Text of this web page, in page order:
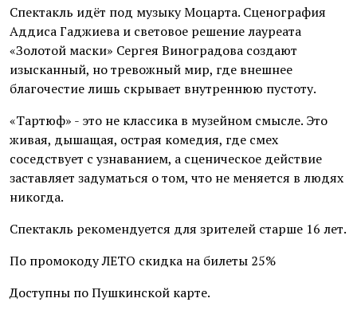
Спектакль идёт под музыку Моцарта. Сценография
Аддиса Гаджиева и световое решение лауреата
«Золотой маски» Сергея Виноградова создают
изысканный, но тревожный мир, где внешнее
благочестие лишь скрывает внутреннюю пустоту.
«Тартюф» - это не классика в музейном смысле. Это
живая, дышащая, острая комедия, где смех
соседствует с узнаванием, а сценическое действие
заставляет задуматься о том, что не меняется в людях
никогда.
Спектакль рекомендуется для зрителей старше 16 лет.
По промокоду ЛЕТО скидка на билеты 25%
Доступны по Пушкинской карте.